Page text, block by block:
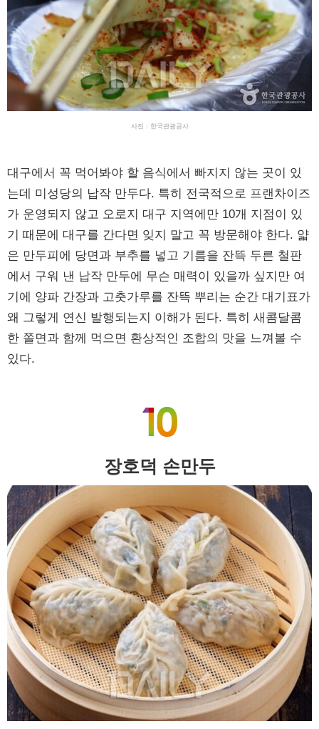
사진 : 한국관광공사
대구에서 꼭 먹어봐야 할 음식에서 빠지지 않는 곳이 있
는데 미성당의 납작 만두다. 특히 전국적으로 프랜차이즈
가 운영되지 않고 오로지 대구 지역에만 10개 지점이 있
기 때문에 대구를 간다면 잊지 말고 꼭 방문해야 한다. 얇
은 만두피에 당면과 부추를 넣고 기름을 잔뜩 두른 철판
에서 구워 낸 납작 만두에 무슨 매력이 있을까 싶지만 여
기에 양파 간장과 고춧가루를 잔뜩 뿌리는 순간 대기표가
왜 그렇게 연신 발행되는지 이해가 된다. 특히 새콤달콤
한 쫄면과 함께 먹으면 환상적인 조합의 맛을 느껴볼 수
있다.
장호덕 손만두